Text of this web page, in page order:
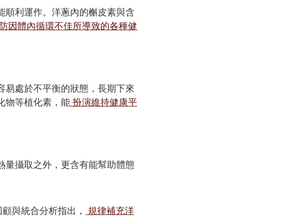
順利運作。洋蔥內的槲皮素與含
因體內循環不佳所導致的各種健
處於不平衡的狀態，長期下來
物等植化素，能扮演維持健康平
攝取之外，更含有能幫助體態
與統合分析指出， 規律補充洋